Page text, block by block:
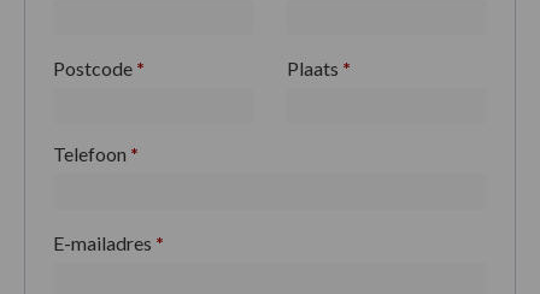
Postcode * Plaats *
Telefoon *
E-mailadres *